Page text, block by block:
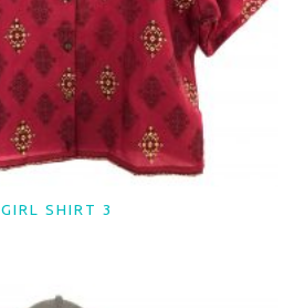
LER MAIS
GIRL SHIRT 3